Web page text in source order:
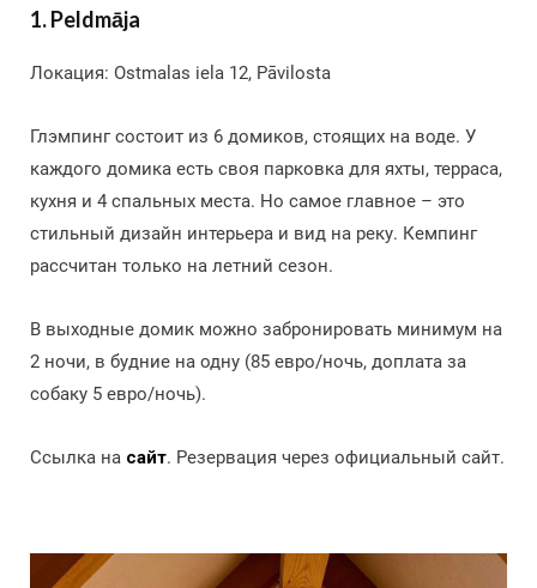
1. Peldmāja
Локация: Ostmalas iela 12, Pāvilosta
Глэмпинг состоит из 6 домиков, стоящих на воде. У
каждого домика есть своя парковка для яхты, терраса,
кухня и 4 спальных места. Но самое главное – это
стильный дизайн интерьера и вид на реку. Кемпинг
рассчитан только на летний сезон.
В выходные домик можно забронировать минимум на
2 ночи, в будние на одну (85 евро/ночь, доплата за
собаку 5 евро/ночь).
Ссылка на сайт. Резервация через официальный сайт.